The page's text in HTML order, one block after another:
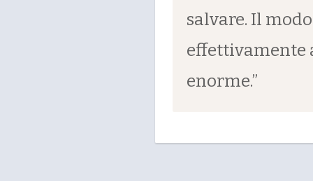
salvare. Il
effettivamente
enorme.”